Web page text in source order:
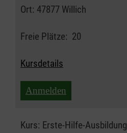
Ort: 47877 Willich
Freie Plätze: 20
Kursdetails
Anmelden
Kurs: Erste-Hilfe-Ausbildung